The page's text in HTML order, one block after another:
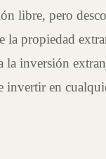
libre, pero
la propiedad
la inversión
invertir en